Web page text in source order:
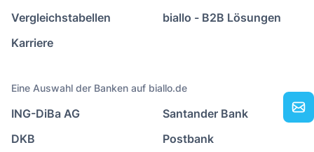
Vergleichstabellen
Karriere
biallo - B2B Lösungen
Eine Auswahl der Banken auf biallo.de
ING-DiBa AG
DKB
Santander Bank
Postbank